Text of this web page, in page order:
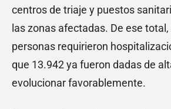
centros de triaje y puestos
las zonas afectadas. De ese
personas requirieron
que 13.942 ya fueron dadas de
evolucionar favorablemente.